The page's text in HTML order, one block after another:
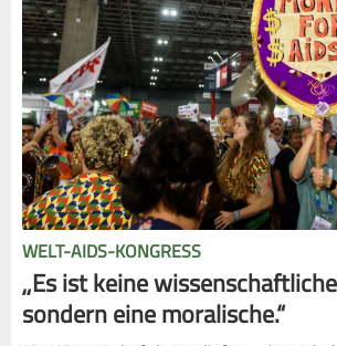
WELT-AIDS-KONGRESS
„Es ist keine
sondern eine moralische.“